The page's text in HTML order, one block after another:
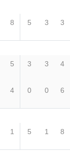
8 5 3 3
5 3 3 4
4 0 0 6
1 5 1 8